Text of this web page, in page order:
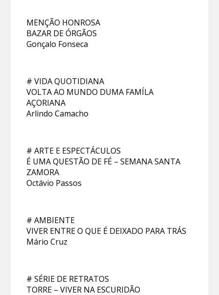
MENÇÃO HONROSA
BAZAR DE ÓRGÃOS
Gonçalo Fonseca
# VIDA QUOTIDIANA
VOLTA AO MUNDO DUMA FAMÍLA
AÇORIANA
Arlindo Camacho
# ARTE E ESPECTÁCULOS
É UMA QUESTÃO DE FÉ – SEMANA SANTA
ZAMORA
Octávio Passos
# AMBIENTE
VIVER ENTRE O QUE É DEIXADO PARA TRÁS
Mário Cruz
# SÉRIE DE RETRATOS
TORRE – VIVER NA ESCURIDÃO